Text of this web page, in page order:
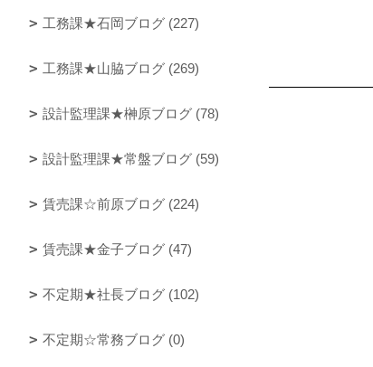
工務課★石岡ブログ (227)
工務課★山脇ブログ (269)
設計監理課★榊原ブログ (78)
設計監理課★常盤ブログ (59)
賃売課☆前原ブログ (224)
賃売課★金子ブログ (47)
不定期★社長ブログ (102)
不定期☆常務ブログ (0)